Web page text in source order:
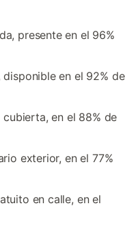
presente en el 96%
en el 92% de
en el 88% de
exterior, en el 77%
en calle, en el